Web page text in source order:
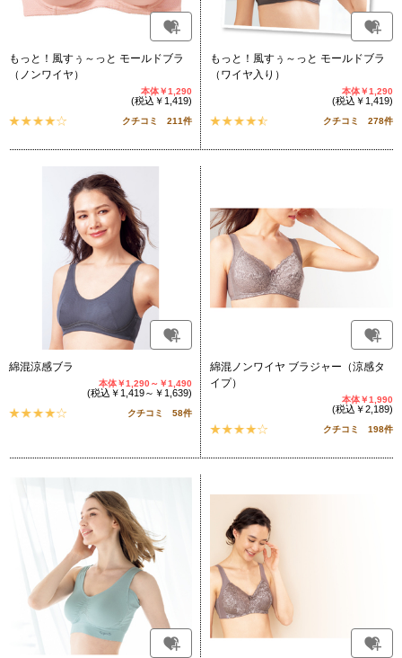
もっと！風すぅ～っと モールドブラ
（ノンワイヤ）
本体￥1,290
(税込￥1,419)
クチコミ 211件
もっと！風すぅ～っと モールドブラ
（ワイヤ入り）
本体￥1,290
(税込￥1,419)
クチコミ 278件
綿混涼感ブラ
本体￥1,290～￥1,490
(税込￥1,419～￥1,639)
クチコミ 58件
綿混ノンワイヤ ブラジャー（涼感タ
イプ）
本体￥1,990
(税込￥2,189)
クチコミ 198件